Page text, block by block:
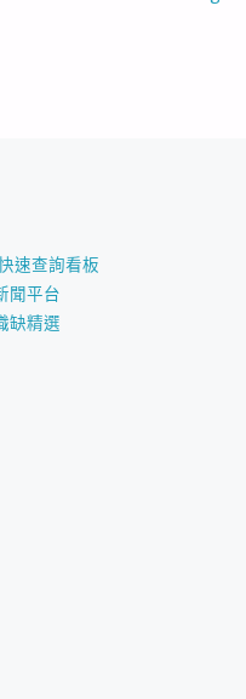
速查詢看板
聞平台
缺精選